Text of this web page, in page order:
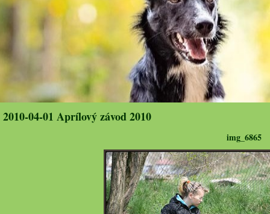
2010-04-01 Aprílový závod 2010
img_6865